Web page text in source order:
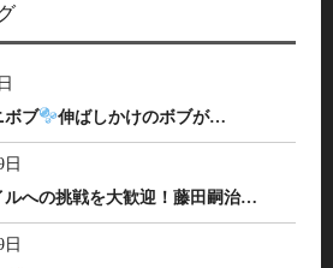
ボブ
伸ばしかけのボブが…
ルへの挑戦を大歓迎！藤田嗣治…